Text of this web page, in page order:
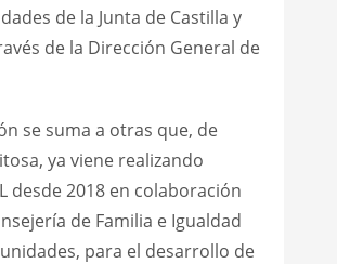
de la Junta de Castilla y
de la Dirección General de
se suma a otras que, de
ya viene realizando
desde 2018 en colaboración
de Familia e Igualdad
para el desarrollo de